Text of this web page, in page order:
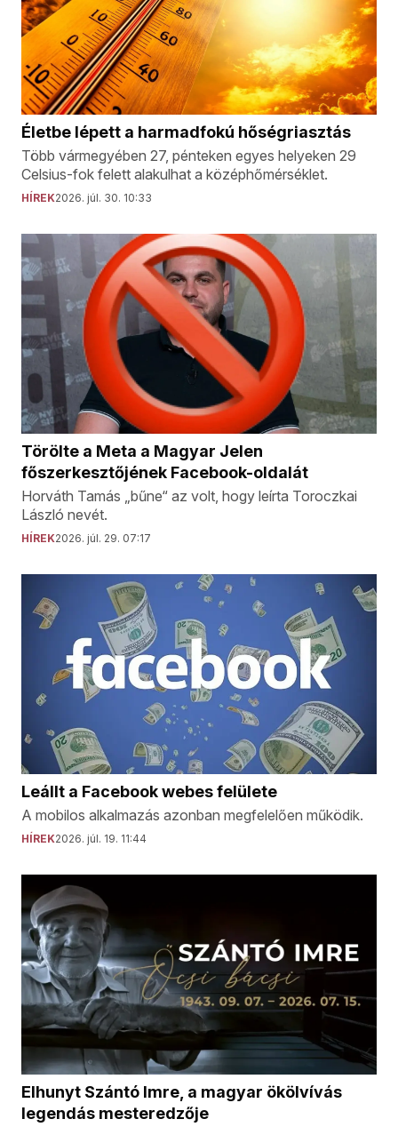
Életbe lépett a harmadfokú hőségriasztás
Több vármegyében 27, pénteken egyes helyeken 29
Celsius-fok felett alakulhat a középhőmérséklet.
HÍREK2026. júl. 30. 10:33
Törölte a Meta a Magyar Jelen
főszerkesztőjének Facebook-oldalát
Horváth Tamás „bűne“ az volt, hogy leírta Toroczkai
László nevét.
HÍREK2026. júl. 29. 07:17
Leállt a Facebook webes felülete
A mobilos alkalmazás azonban megfelelően működik.
HÍREK2026. júl. 19. 11:44
Elhunyt Szántó Imre, a magyar ökölvívás
legendás mesteredzője